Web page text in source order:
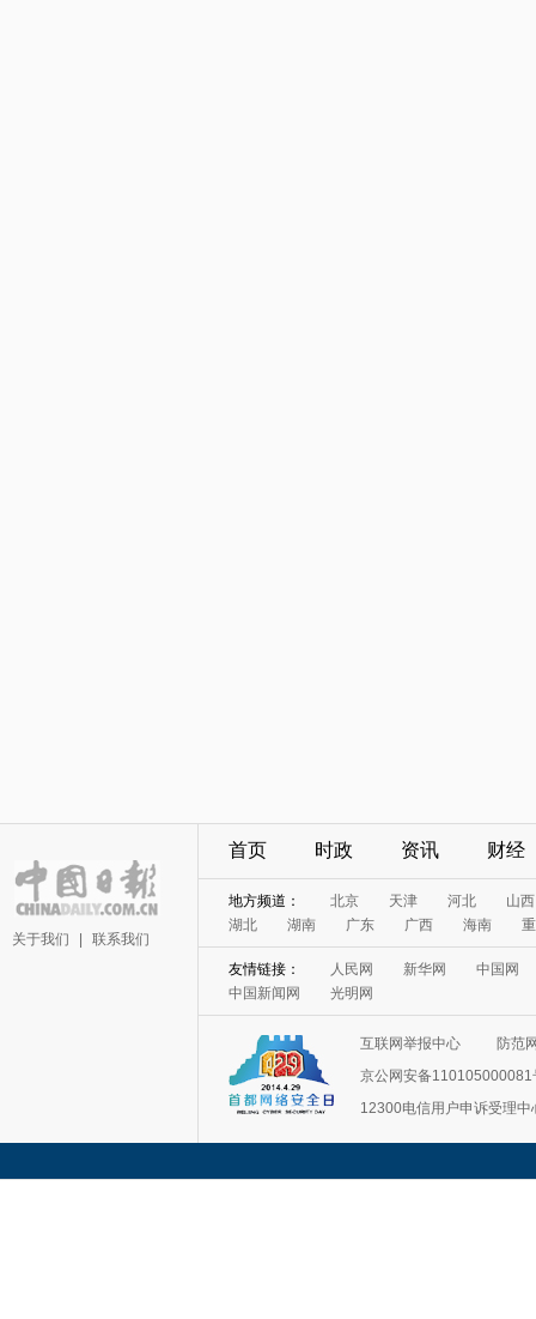
关于我们 联系我们
首页 时政 资讯 财经
地方频道： 北京 天津 河北
山西
湖北
湖南 广东 广西 海南
友情链接： 人民网 新华网
中国网
中国新闻网
光明网
互联网举报中心
防范
京公网安备110105000081
12300电信用户申诉受理中